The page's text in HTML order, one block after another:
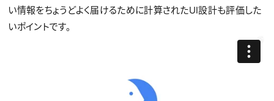
い情報をちょうどよく届けるために計算されたUI設計も評価した
いポイントです。